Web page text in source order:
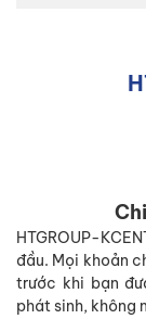
HTGROUP-
đầu. Mọi khoản
trước khi bạn
phát sinh, không